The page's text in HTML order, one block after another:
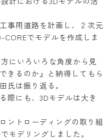
事用道路を計画し、２次元
でモデルを作成しま
にいろいろな角度から見
きるのか』と納得してもら
氏は振り返る。
際にも、3Dモデルは大き
ントローディングの取り組
モデリングしました。